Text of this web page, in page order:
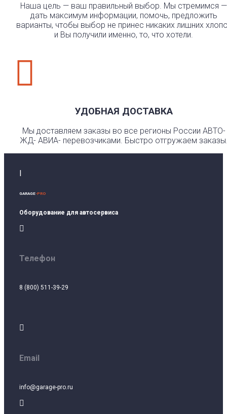
Наша цель — ваш правильный выбор. Мы стремимся —
дать максимум информации, помочь, предложить
варианты, чтобы выбор не принес никаких лишних
и Вы получили именно, то, что хотели.

УДОБНАЯ ДОСТАВКА
Мы доставляем заказы во все регионы России АВТО-
ЖД- АВИА- перевозчиками. Быстро отгружаем
GARAGE-PRO
Оборудование для автосервиса

Телефон
8 (800) 511-39-29

Email
info@garage-pro.ru
